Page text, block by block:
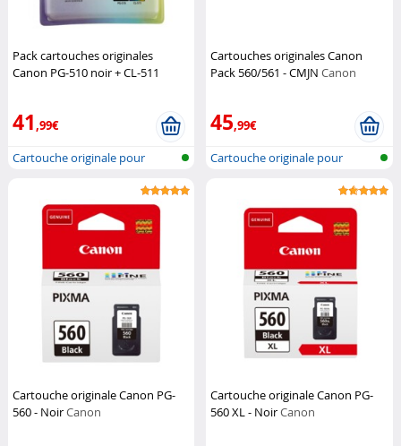
Pack cartouches originales
Canon PG-510 noir + CL-511
41,99€
Cartouche originale pour
Cartouches originales Canon
Pack 560/561 - CMJNCanon
45,99€
Cartouche originale pour
Cartouche originale Canon PG-
560 - NoirCanon
Cartouche originale Canon PG-
560 XL - NoirCanon